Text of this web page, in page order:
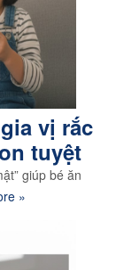
vị rắc
tuyệt
giúp bé ăn
»